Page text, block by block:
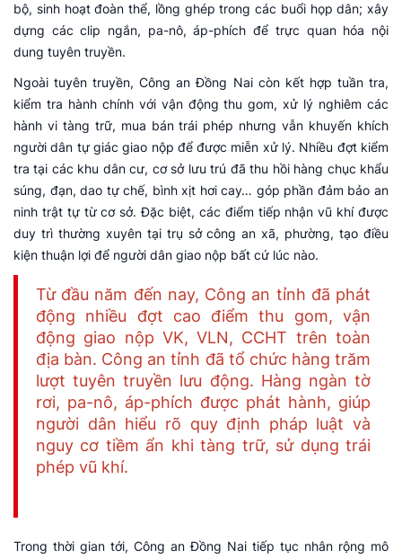
bộ, sinh hoạt đoàn thể, lồng ghép trong các buổi họp dân; xây
dựng các clip ngắn, pa-nô, áp-phích để trực quan hóa nội
dung tuyên truyền.
Ngoài tuyên truyền, Công an Đồng Nai còn kết hợp tuần tra,
kiểm tra hành chính với vận động thu gom, xử lý nghiêm các
hành vi tàng trữ, mua bán trái phép nhưng vẫn khuyến khích
người dân tự giác giao nộp để được miễn xử lý. Nhiều đợt kiểm
tra tại các khu dân cư, cơ sở lưu trú đã thu hồi hàng chục khẩu
súng, đạn, dao tự chế, bình xịt hơi cay… góp phần đảm bảo an
ninh trật tự từ cơ sở. Đặc biệt, các điểm tiếp nhận vũ khí được
duy trì thường xuyên tại trụ sở công an xã, phường, tạo điều
kiện thuận lợi để người dân giao nộp bất cứ lúc nào.
Từ đầu năm đến nay, Công an tỉnh đã phát
động nhiều đợt cao điểm thu gom, vận
động giao nộp VK, VLN, CCHT trên toàn
địa bàn. Công an tỉnh đã tổ chức hàng trăm
lượt tuyên truyền lưu động. Hàng ngàn tờ
rơi, pa-nô, áp-phích được phát hành, giúp
người dân hiểu rõ quy định pháp luật và
nguy cơ tiềm ẩn khi tàng trữ, sử dụng trái
phép vũ khí.
Trong thời gian tới, Công an Đồng Nai tiếp tục nhân rộng mô